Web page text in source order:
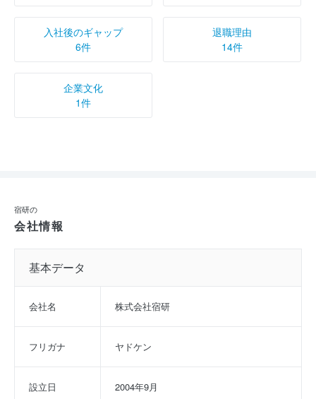
入社後のギャップ
6件
退職理由
14件
企業文化
1件
宿研の
会社情報
基本データ
会社名 株式会社宿研
フリガナ ヤドケン
設立日 2004年9月